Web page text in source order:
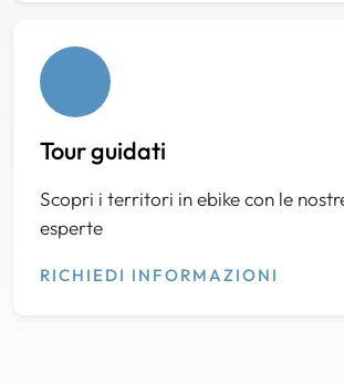
Tour guidati
Scopri i territori in ebike con le
esperte
RICHIEDI INFORMAZIONI